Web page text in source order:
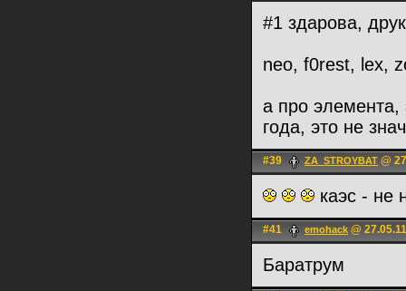
#1 здарова,
neo, f0rest, lex,
а про элемента,
года, это не
#39 ZA_STROYBAT @
каэс - не
#41 emohack @
Баратрум